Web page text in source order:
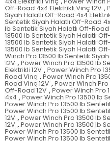
Off-Road 4x4 Elektrikli Vinç 12V ,
Siyah Halatlı Off-Road 4x4
Sentetik Siyah Halatlı Off-Road
lb Sentetik Siyah Halatlı Off-Road
13500 lb Sentetik Siyah Halatlı
13500 lb Sentetik Siyah Halatlı
13500 lb Sentetik Siyah Halatlı
Winch Pro 13500 lb Sentetik
12V , Power Winch Pro 13500 lb
Elektrikli 12V , Power Winch Pro
Road Vinç , Power Winch Pro
Road Vinç 12V , Power Winch Pro
Off-Road 12V , Power Winch Pro
4x4 , Power Winch Pro 13500 lb
Power Winch Pro 13500 lb
Power Winch Pro 13500 lb
12V , Power Winch Pro 13500 lb
12V , Power Winch Pro 13500 lb
Power Winch Pro 13500 lb
Power Winch Pro 13500 lb